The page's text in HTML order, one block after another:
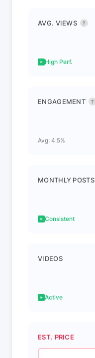
AVG. VIEWS ?
High Perf.
ENGAGEMENT ?
Avg: 4.5%
MONTHLY POSTS
Consistent
VIDEOS
Active
EST. PRICE